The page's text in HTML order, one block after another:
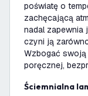
poświatę o
zachęcającą
nadal zapewnia
czyni ją
Wzbogać
poręcznej,
Ściemnialna